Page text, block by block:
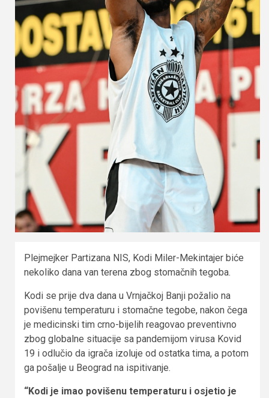
Plejmejker Partizana NIS, Kodi Miler-Mekintajer biće
nekoliko dana van terena zbog stomačnih tegoba.
Kodi se prije dva dana u Vrnjačkoj Banji požalio na
povišenu temperaturu i stomačne tegobe, nakon čega
je medicinski tim crno-bijelih reagovao preventivno
zbog globalne situacije sa pandemijom virusa Kovid
19 i odlučio da igrača izoluje od ostatka tima, a potom
ga pošalje u Beograd na ispitivanje.
“Kodi je imao povišenu temperaturu i osjetio je